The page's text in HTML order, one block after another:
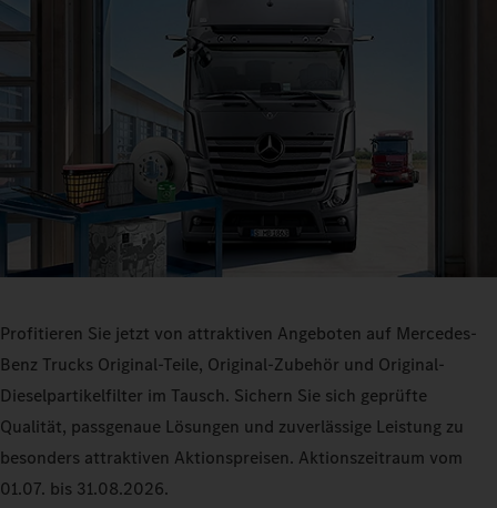
Profitieren Sie jetzt von attraktiven Angeboten auf Mercedes-
Benz Trucks Original-Teile, Original-Zubehör und Original-
Dieselpartikelfilter im Tausch. Sichern Sie sich geprüfte
Qualität, passgenaue Lösungen und zuverlässige Leistung zu
besonders attraktiven Aktionspreisen. Aktionszeitraum vom
01.07. bis 31.08.2026.